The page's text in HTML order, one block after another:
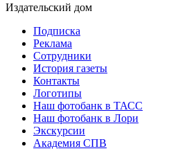
Издательский дом
Подписка
Реклама
Сотрудники
История газеты
Контакты
Логотипы
Наш фотобанк в ТАСС
Наш фотобанк в Лори
Экскурсии
Академия СПВ